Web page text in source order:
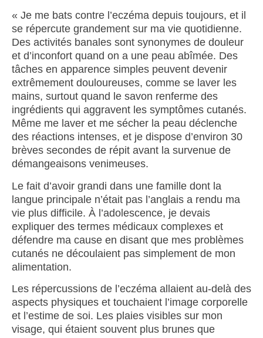
« Je me bats contre l’eczéma depuis toujours, et il
se répercute grandement sur ma vie quotidienne.
Des activités banales sont synonymes de douleur
et d’inconfort quand on a une peau abîmée. Des
tâches en apparence simples peuvent devenir
extrêmement douloureuses, comme se laver les
mains, surtout quand le savon renferme des
ingrédients qui aggravent les symptômes cutanés.
Même me laver et me sécher la peau déclenche
des réactions intenses, et je dispose d’environ 30
brèves secondes de répit avant la survenue de
démangeaisons venimeuses.
Le fait d’avoir grandi dans une famille dont la
langue principale n’était pas l’anglais a rendu ma
vie plus difficile. À l’adolescence, je devais
expliquer des termes médicaux complexes et
défendre ma cause en disant que mes problèmes
cutanés ne découlaient pas simplement de mon
alimentation.
Les répercussions de l’eczéma allaient au-delà des
aspects physiques et touchaient l’image corporelle
et l’estime de soi. Les plaies visibles sur mon
visage, qui étaient souvent plus brunes que